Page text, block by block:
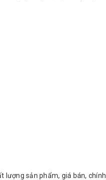
sản phẩm, giá bán,